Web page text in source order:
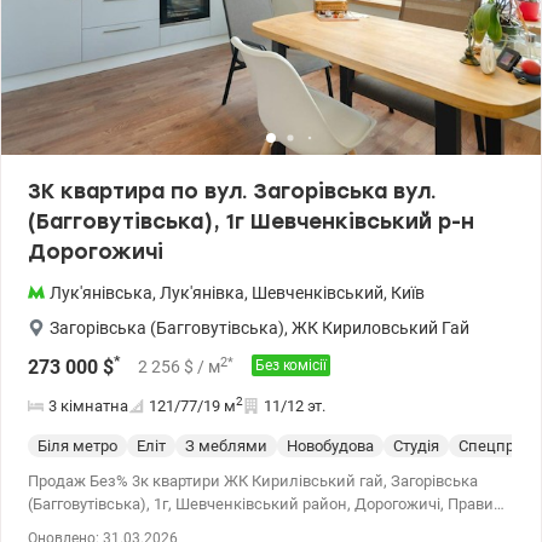
3К квартира по вул. Загорівська вул.
(Багговутівська), 1г Шевченківський р-н
Дорогожичі
Лук'янівська, Лук'янівка, Шевченківський, Київ
Загорівська (Багговутівська), ЖК Кириловський Гай
273 000 $* 2 256 $ / м2* Без комісії
3 кімнатна 121/77/19 м2 11/12 эт.
Біля метро Еліт З меблями Новобудова Студія
Продаж Без% 3к квартири ЖК Кирилівський гай, Загорівська
(Багговутівська), 1г, Шевченківський район, Дорогожичі, Правий
Оновлено: 31.03.2026